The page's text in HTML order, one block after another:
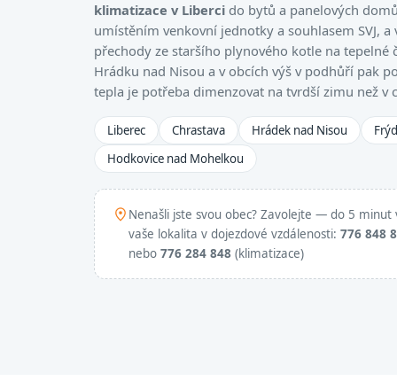
klimatizace v Liberci do bytů a panelových
umístěním venkovní jednotky a souhlasem SVJ,
přechody ze staršího plynového kotle na tepelné
Hrádku nad Nisou a v obcích výš v podhůří pak
tepla je potřeba dimenzovat na tvrdší zimu než v
Liberec Chrastava Hrádek nad Nisou
Hodkovice nad Mohelkou
Nenašli jste svou obec? Zavolejte — do 5
vaše lokalita v dojezdové vzdálenosti: 776 848
nebo 776 284 848 (klimatizace)